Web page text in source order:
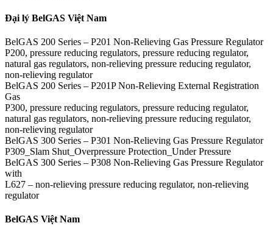
Đại lý BelGAS Việt Nam
BelGAS 200 Series – P201 Non-Relieving Gas Pressure Regulator
P200, pressure reducing regulators, pressure reducing regulator,
natural gas regulators, non-relieving pressure reducing regulator,
non-relieving regulator
BelGAS 200 Series – P201P Non-Relieving External Registration
Gas
P300, pressure reducing regulators, pressure reducing regulator,
natural gas regulators, non-relieving pressure reducing regulator,
non-relieving regulator
BelGAS 300 Series – P301 Non-Relieving Gas Pressure Regulator
P309_Slam Shut_Overpressure Protection_Under Pressure
BelGAS 300 Series – P308 Non-Relieving Gas Pressure Regulator
with
L627 – non-relieving pressure reducing regulator, non-relieving
regulator
BelGAS Việt Nam